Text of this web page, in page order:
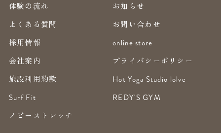
体験の流れ
お知らせ
よくある質問
お問い合わせ
採用情報
online store
会社案内
プライバシーポリシー
施設利用約款
Hot Yoga Studio lolve
Surf Fit
REDY'S GYM
ノビーストレッチ